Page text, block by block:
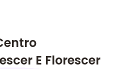
E Florescer